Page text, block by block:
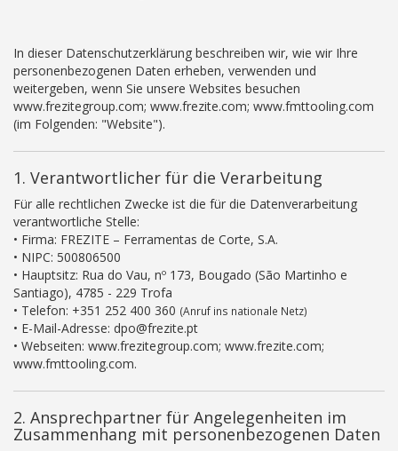
In dieser Datenschutzerklärung beschreiben wir, wie wir Ihre
personenbezogenen Daten erheben, verwenden und
weitergeben, wenn Sie unsere Websites besuchen
www.frezitegroup.com; www.frezite.com; www.fmttooling.com
(im Folgenden: "Website").
1. Verantwortlicher für die Verarbeitung
Für alle rechtlichen Zwecke ist die für die Datenverarbeitung
verantwortliche Stelle:
• Firma: FREZITE – Ferramentas de Corte, S.A.
• NIPC: 500806500
• Hauptsitz: Rua do Vau, nº 173, Bougado (São Martinho e
Santiago), 4785 - 229 Trofa
• Telefon: +351 252 400 360 (Anruf ins nationale Netz)
• E-Mail-Adresse: dpo@frezite.pt
• Webseiten: www.frezitegroup.com; www.frezite.com;
www.fmttooling.com.
2. Ansprechpartner für Angelegenheiten im
Zusammenhang mit personenbezogenen Daten